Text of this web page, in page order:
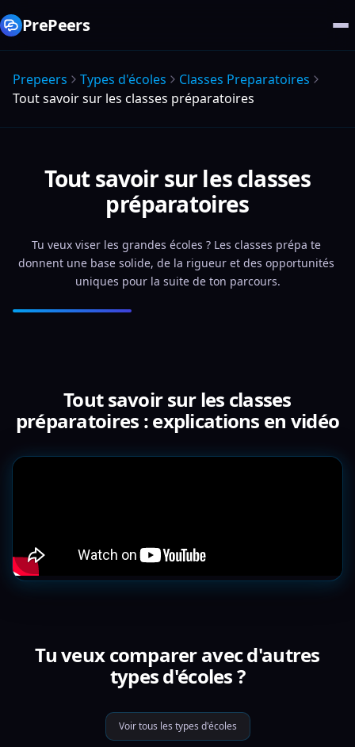
PrePeers
Prepeers Types d'écoles
Classes Preparatoires
Tout savoir sur les classes préparatoires
Tout savoir sur les classes
préparatoires
Tu veux viser les grandes écoles ? Les classes prépa te
donnent une base solide, de la rigueur et des opportunités
uniques pour la suite de ton parcours.
Tout savoir sur les classes
préparatoires : explications en vidéo
Tu veux comparer avec d'autres
types d'écoles ?
Voir tous les types d'écoles